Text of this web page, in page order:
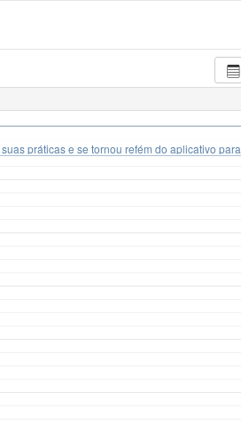
práticas e se tornou refém do aplicativo para